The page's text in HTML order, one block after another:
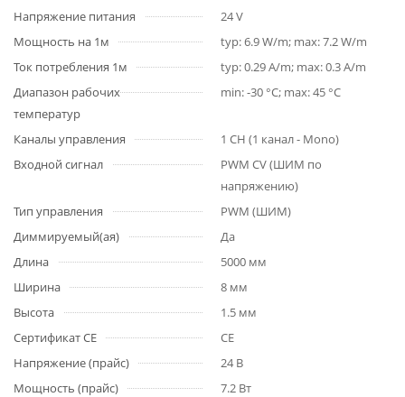
Напряжение питания
24 V
Мощность на 1м
typ: 6.9 W/m; max: 7.2 W/m
Ток потребления 1м
typ: 0.29 A/m; max: 0.3 A/m
Диапазон рабочих
температур
min: -30 °C; max: 45 °C
Каналы управления
1 CH (1 канал - Mono)
Входной сигнал
PWM СV (ШИМ по
напряжению)
Тип управления
PWM (ШИМ)
Диммируемый(ая)
Да
Длина
5000 мм
Ширина
8 мм
Высота
1.5 мм
Сертификат CE
CE
Напряжение (прайс)
24 В
Мощность (прайс)
7.2 Вт